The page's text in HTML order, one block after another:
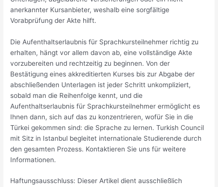
anerkannter Kursanbieter, weshalb eine sorgfältige
Vorabprüfung der Akte hilft.
Die Aufenthaltserlaubnis für Sprachkursteilnehmer richtig zu
erhalten, hängt vor allem davon ab, eine vollständige Akte
vorzubereiten und rechtzeitig zu beginnen. Von der
Bestätigung eines akkreditierten Kurses bis zur Abgabe der
abschließenden Unterlagen ist jeder Schritt unkompliziert,
sobald man die Reihenfolge kennt, und die
Aufenthaltserlaubnis für Sprachkursteilnehmer ermöglicht es
Ihnen dann, sich auf das zu konzentrieren, wofür Sie in die
Türkei gekommen sind: die Sprache zu lernen. Turkish Council
mit Sitz in Istanbul begleitet internationale Studierende durch
den gesamten Prozess. Kontaktieren Sie uns für weitere
Informationen.
Haftungsausschluss: Dieser Artikel dient ausschließlich